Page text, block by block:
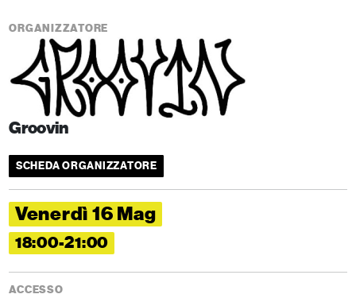
ORGANIZZATORE
Groovin
SCHEDA ORGANIZZATORE
Venerdì 16 Mag
18:00-21:00
ACCESSO